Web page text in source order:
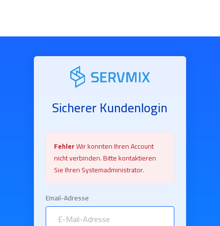
Sicherer Kundenlogin
FehlerWir konnten Ihren Account
nicht verbinden. Bitte kontaktieren
Sie Ihren Systemadministrator.
Email-Adresse